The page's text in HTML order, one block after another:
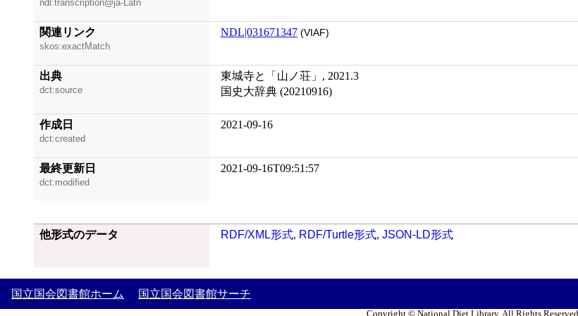
ndl:transcription@ja-Latn
関連リンク
skos:exactMatch
NDL|031671347 (VIAF)
出典
dct:source
東城寺と「山ノ荘」, 2021.3
国史大辞典 (20210916)
作成日
dct:created
2021-09-16
最終更新日
dct:modified
2021-09-16T09:51:57
他形式のデータ RDF/XML形式, RDF/Turtle形式, JSON-LD形式
国立国会図書館ホーム 国立国会図書館サーチ